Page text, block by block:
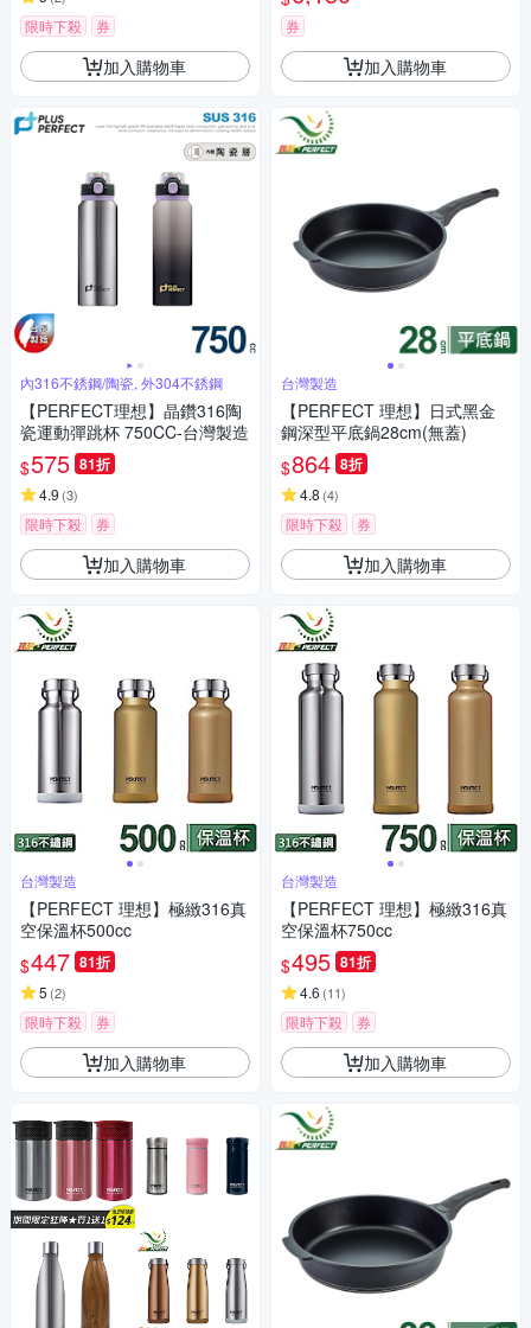
限時下殺 券
加入購物車
內316不銹鋼/陶瓷, 外304不銹鋼
【PERFECT理想】晶鑽316陶
瓷運動彈跳杯 750CC-台灣製造
$575 81折
4.9 (3)
限時下殺 券
加入購物車
台灣製造
【PERFECT 理想】極緻316真
空保溫杯500cc
$447 81折
5 (2)
限時下殺 券
加入購物車
券
加入購物車
台灣製造
【PERFECT 理想】日式黑金
鋼深型平底鍋28cm(無蓋)
$864 8折
4.8 (4)
限時下殺 券
加入購物車
台灣製造
【PERFECT 理想】極緻316真
空保溫杯750cc
$495 81折
4.6 (11)
限時下殺 券
加入購物車